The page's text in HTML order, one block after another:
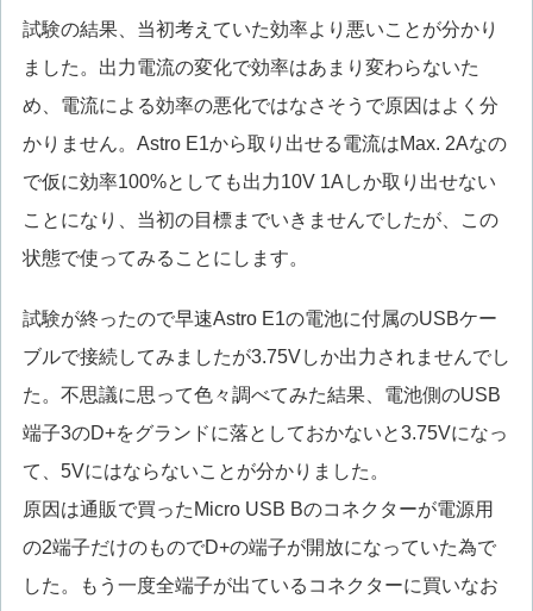
試験の結果、当初考えていた効率より悪いことが分かり
ました。出力電流の変化で効率はあまり変わらないた
め、電流による効率の悪化ではなさそうで原因はよく分
かりません。Astro E1から取り出せる電流はMax. 2Aなの
で仮に効率100%としても出力10V 1Aしか取り出せない
ことになり、当初の目標までいきませんでしたが、この
状態で使ってみることにします。
試験が終ったので早速Astro E1の電池に付属のUSBケー
ブルで接続してみましたが3.75Vしか出力されませんでし
た。不思議に思って色々調べてみた結果、電池側のUSB
端子3のD+をグランドに落としておかないと3.75Vになっ
て、5Vにはならないことが分かりました。
原因は通販で買ったMicro USB Bのコネクターが電源用
の2端子だけのものでD+の端子が開放になっていた為で
した。もう一度全端子が出ているコネクターに買いなお